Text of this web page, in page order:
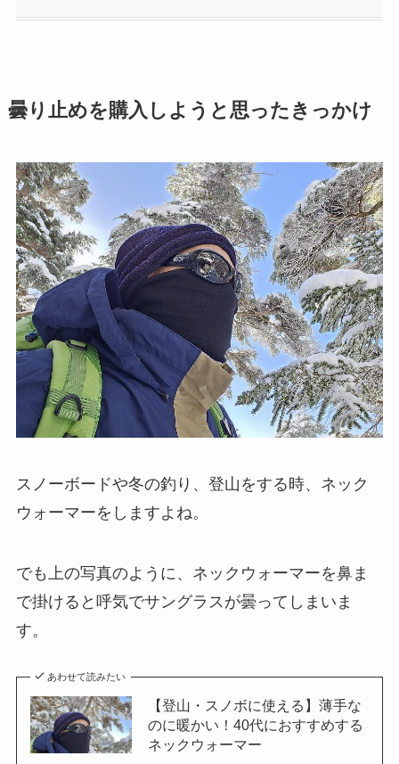
曇り止めを購入しようと思ったきっかけ
スノーボードや冬の釣り、登山をする時、ネック
ウォーマーをしますよね。
でも上の写真のように、ネックウォーマーを鼻ま
で掛けると呼気でサングラスが曇ってしまいま
す。
あわせて読みたい
【登山・スノボに使える】薄手な
のに暖かい！40代におすすめする
ネックウォーマー